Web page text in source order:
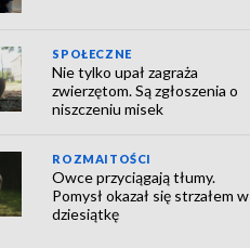
SPOŁECZNE
Nie tylko upał zagraża
zwierzętom. Są zgłoszenia o
niszczeniu misek
ROZMAITOŚCI
Owce przyciągają tłumy.
Pomysł okazał się strzałem w
dziesiątkę